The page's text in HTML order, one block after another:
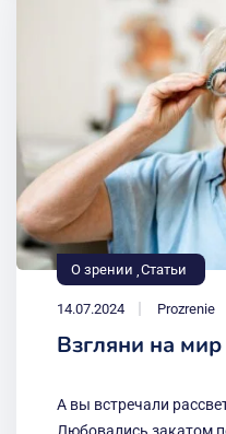
О зрении Статьи
14.07.2024 Prozrenie
Взгляни на
А вы встречали